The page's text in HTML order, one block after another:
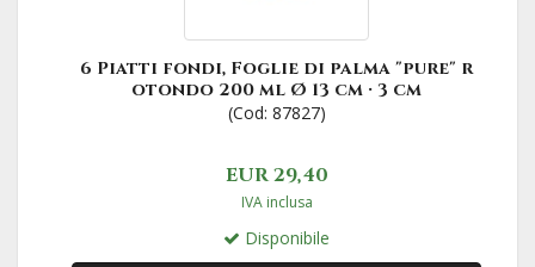
6 Piatti fondi, Foglie di palma "pure" r
otondo 200 ml Ø 13 cm · 3 cm
(Cod: 87827)
EUR 29,40
IVA inclusa
Disponibile